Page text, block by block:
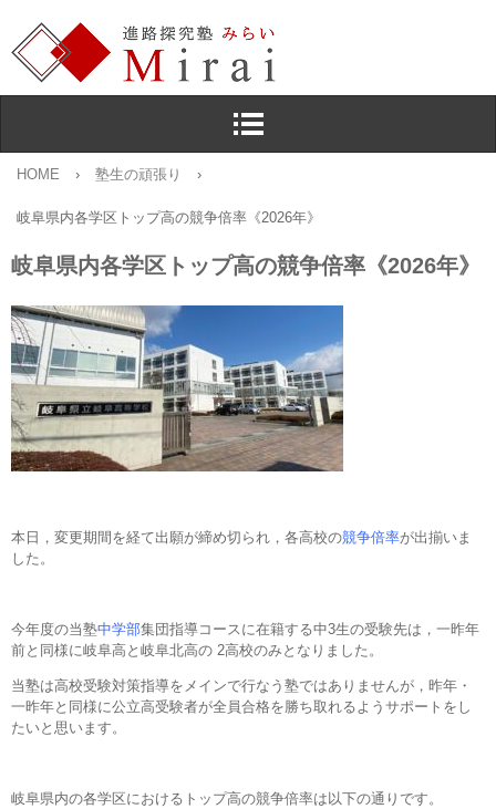
HOME › 塾生の頑張り ›
岐阜県内各学区トップ高の競争倍率《2026年》
岐阜県内各学区トップ高の競争倍率《2026年》
本日，変更期間を経て出願が締め切られ，各高校の競争倍率が出揃いま
した。
今年度の当塾中学部集団指導コースに在籍する中3生の受験先は，一昨年
前と同様に岐阜高と岐阜北高の 2高校のみとなりました。
当塾は高校受験対策指導をメインで行なう塾ではありませんが，昨年・
一昨年と同様に公立高受験者が全員合格を勝ち取れるようサポートをし
たいと思います。
岐阜県内の各学区におけるトップ高の競争倍率は以下の通りです。